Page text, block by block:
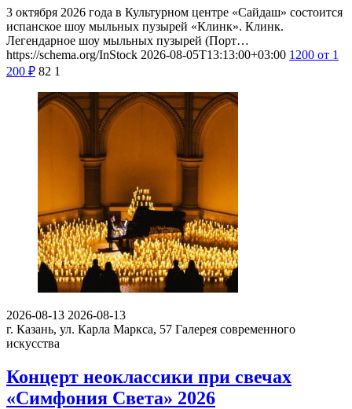
3 октября 2026 года в Культурном центре «Сайдаш» состоится
испанское шоу мыльных пузырей «Клинк». Клинк.
Легендарное шоу мыльных пузырей (Порт…
https://schema.org/InStock 2026-08-05T13:13:00+03:00 1200 от 1
200 ₽ 82 1
2026-08-13 2026-08-13
г. Казань, ул. Карла Маркса, 57 Галерея современного
искусства
Концерт неоклассики при свечах
«Симфония Света» 2026